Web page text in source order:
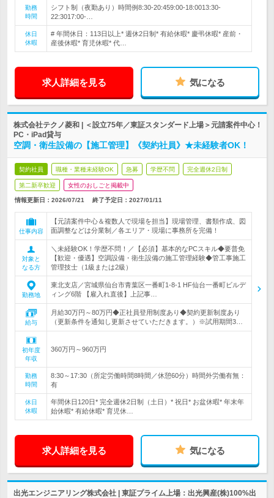
勤務
時間
シフト制（夜勤あり）時間例8:30-20:459:00-18:0013:30-
22:3017:00-…
休日
休暇
# 年間休日：113日以上* 週休2日制* 有給休暇* 慶弔休暇* 産前・
産後休暇* 育児休暇* 代…
求人詳細を見る 気になる
株式会社テクノ菱和 | ＜設立75年／東証スタンダード上場＞元請案件中心！
PC・iPad貸与
空調・衛生設備の【施工管理】《契約社員》★未経験者OK！
契約社員 職種・業種未経験OK 急募 学歴不問 完全週休2日制
第二新卒歓迎 女性のおしごと掲載中
情報更新日：2026/07/21 終了予定日： 2027/01/11
仕事内容
【元請案件中心＆複数人で現場を担当】現場管理、書類作成、図
面調整などは分業制／各エリア・現場に事務所を完備！
対象と
なる方
＼未経験OK！学歴不問！／【必須】基本的なPCスキル◆要普免
【歓迎・優遇】空調設備・衛生設備の施工管理経験◆管工事施工
管理技士（1級または2級）
勤務地
東北支店／宮城県仙台市青葉区一番町1-8-1 HF仙台一番町ビルデ
ィング6階 【雇入れ直後】上記事…
給与
月給30万円～80万円◆正社員登用制度あり◆契約更新制度あり
（更新条件を通知し更新させていただきます。）※試用期間3…
初年度
年収
360万円～960万円
勤務
時間
8:30～17:30（所定労働時間8時間／休憩60分）時間外労働有無：
有
休日
休暇
年間休日120日* 完全週休2日制（土日）* 祝日* お盆休暇* 年末年
始休暇* 有給休暇* 育児休…
求人詳細を見る 気になる
出光エンジニアリング株式会社 | 東証プライム上場：出光興産(株)100%出